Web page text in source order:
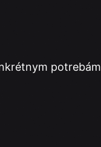
potrebám